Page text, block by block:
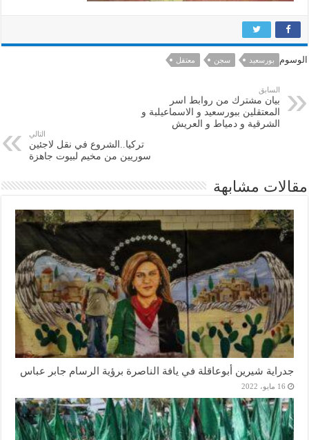
الوسوم بورسعيد سجن معتقل
السابق
بيان مشترك من روابط اسر
المعتقلين ببورسعيد و الاسماعيلبة و
الشرقية و دمياط و العريش
التالي
تركيا..الشروع في نقل لاجئين
سوريين من مخيم لبيوت جاهزة
مقالات مشابهة
جدراية شيرين أبوعاقلة في يافة الناصرة برؤية الرسام جابر عباس
16 مايو، 2022